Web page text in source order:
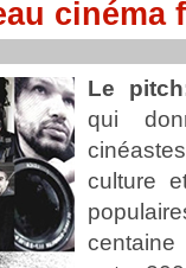
cinéma
Le
qui
culture
centaine